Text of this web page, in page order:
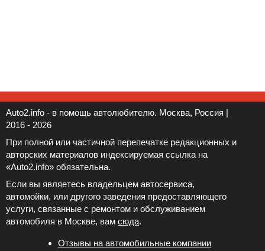
Auto2.info - в помощь автолюбителю. Москва, Россия |
2016 - 2026
При полной или частичной перепечатке редакционных и
авторских материалов индексируемая ссылка на
«Auto2.info» обязательна.
Если вы являетесь владельцем автосервиса,
автомойки, или другого заведения предоставляющего
услуги, связанные с ремонтом и обслуживанием
автомобиля в Москве, вам сюда.
Отзывы на автомобильные компании